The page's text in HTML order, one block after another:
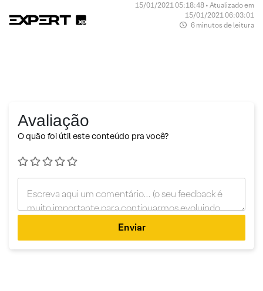
15/01/2021 05:18:48 • Atualizado em
15/01/2021 06:03:01
6 minutos de leitura
Avaliação
O quão foi útil este conteúdo pra você?
Enviar